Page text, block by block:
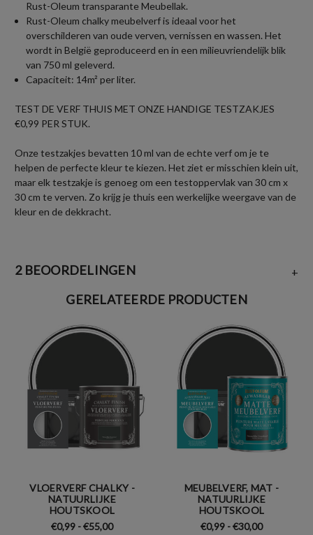
Rust-Oleum transparante Meubellak.
Rust-Oleum chalky meubelverf is ideaal voor het
overschilderen van oude verven, vernissen en wassen. Het
wordt in België geproduceerd en in een milieuvriendelijk blik
van 750 ml geleverd.
Capaciteit: 14m² per liter.
TEST DE VERF THUIS MET ONZE HANDIGE TESTZAKJES
€0,99 PER STUK.
Onze testzakjes bevatten 10 ml van de echte verf om je te
helpen de perfecte kleur te kiezen. Het ziet er misschien klein uit,
maar elk testzakje is genoeg om een testoppervlak van 30 cm x
30 cm te verven. Zo krijg je thuis een werkelijke weergave van de
kleur en de dekkracht.
2 BEOORDELINGEN +
GERELATEERDE PRODUCTEN
VLOERVERF CHALKY -
NATUURLIJKE
HOUTSKOOL
€0,99 - €55,00
MEUBELVERF, MAT -
NATUURLIJKE
HOUTSKOOL
€0,99 - €30,00